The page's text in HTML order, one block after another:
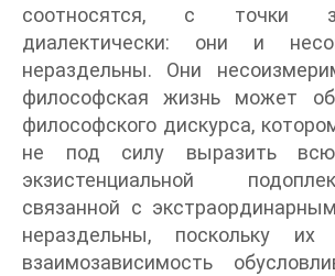
соотносятся, с точки
диалектически: они и
нераздельны. Они
философская жизнь может
философского дискурса,
не под силу выразить
экзистенциальной
связанной с
нераздельны, поскольку их
взаимозависимость